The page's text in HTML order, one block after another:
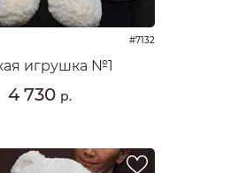
#7132
игрушка №1
4 730 р.